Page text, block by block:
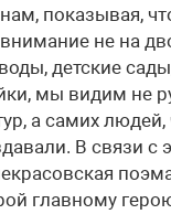
показывая,
не на
детские
мы видим не
а самих людей,
В связи с
главному